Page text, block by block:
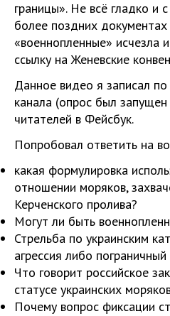
границы». Не всё гладко
более поздних
«военнопленные» исчезла
ссылку на Женевские
Данное видео я записал
канала (опрос был
читателей в Фейсбук.
Попробовал ответить на
какая формулировка
отношении моряков,
Керченского пролива?
Могут ли быть
Стрельба по украинским
агрессия либо
Что говорит российское
статусе украинских
Почему вопрос фиксации